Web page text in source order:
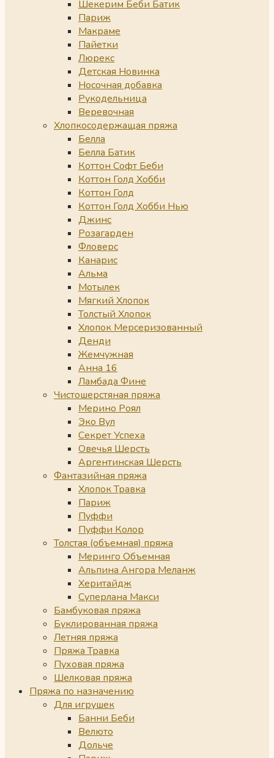
Шекерим Беби Батик
Париж
Макраме
Пайетки
Люрекс
Детская Новинка
Носочная добавка
Рукодельница
Веревочная
Хлопкосодержащая пряжа
Белла
Белла Батик
Коттон Софт Беби
Коттон Голд Хобби
Коттон Голд
Коттон Голд Хобби Нью
Джинс
Розагарден
Фловерс
Канарис
Альма
Мотылек
Мягкий Хлопок
Толстый Хлопок
Хлопок Мерсеризованный
Денди
Жемчужная
Анна 16
Ламбада Фине
Чистошерстяная пряжа
Мерино Роял
Эко Вул
Секрет Успеха
Овечья Шерсть
Аргентинская Шерсть
Фантазийная пряжа
Хлопок Травка
Париж
Пуффи
Пуффи Колор
Толстая (объемная) пряжа
Меринго Объемная
Альпина Ангора Меланж
Херитайдж
Суперлана Макси
Бамбуковая пряжа
Буклированная пряжа
Летняя пряжа
Пряжа Травка
Пуховая пряжа
Шелковая пряжа
Пряжа по назначению
Для игрушек
Банни Беби
Велюто
Дольче